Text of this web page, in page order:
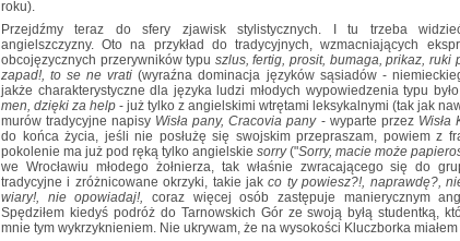
roku).
Przejdźmy teraz do sfery zjawisk stylistycznych. I tu trzeba
angielszczyzny. Oto na przykład do tradycyjnych, wzmacniających
obcojęzycznych przerywników typu szlus, fertig, prosit, bumaga, prikaz, ruki
zapad!, to se ne vrati(wyraźna dominacja języków sąsiadów -
jakże charakterystyczne dla języka ludzi młodych wypowiedzenia typu było
men, dzięki za help - już tylko z angielskimi wtrętami leksykalnymi (tak jak
murów tradycyjne napisy Wisła pany, Cracovia pany- wyparte przez Wisła
do końca życia, jeśli nie posłużę się swojskim przepraszam, powiem z
pokolenie ma już pod ręką tylko angielskie sorry("Sorry, macie może
we Wrocławiu młodego żołnierza, tak właśnie zwracającego się do
tradycyjne i zróżnicowane okrzyki, takie jakco ty powiesz?!, naprawdę?,
wiary!, nie opowiadaj!,
coraz więcej osób zastępuje manierycznym
Spędziłem kiedyś podróż do Tarnowskich Gór ze swoją byłą studentką,
mnie tym wykrzyknieniem. Nie ukrywam, że na wysokości Kluczborka miałem